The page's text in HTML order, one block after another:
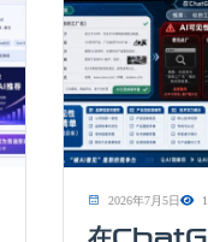
2026年7月5日